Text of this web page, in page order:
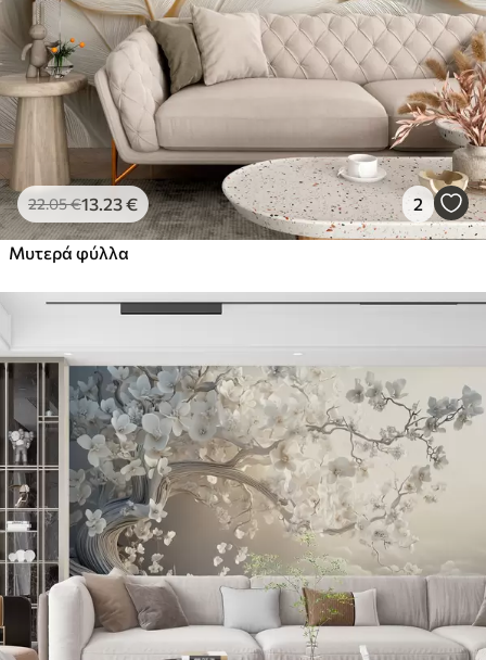
44.9826.99€/m²
Πρίμιουμ
56.67 .00€ /m²
Premium βινύλιο
65.00 39 .00 €/m²
Peel and Stick
81.6749.00€/m²
22.05€13 .23€ 2
Μυτερά φύλλα